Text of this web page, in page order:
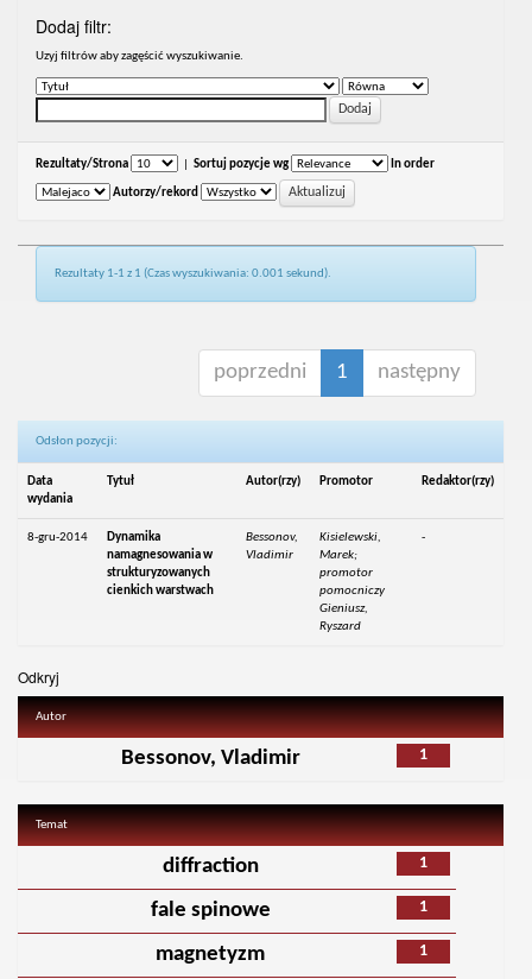
Dodaj filtr:
Uzyj filtrów aby zagęścić wyszukiwanie.
Rezultaty/Strona Sortuj pozycje wg In order
Autorzy/rekord
Rezultaty 1-1 z 1 (Czas wyszukiwania: 0.001 sekund).
poprzedni 1 następny
Odsłon pozycji:
Data
wydania
Tytuł Autor(rzy) Promotor Redaktor(rzy)
8-gru-2014
Dynamika
namagnesowania w
strukturyzowanych
cienkich warstwach
Bessonov,
Vladimir
Kisielewski,
Marek;
promotor
pomocniczy
Gieniusz,
Ryszard
-
Odkryj
Autor
1
Bessonov, Vladimir
Temat
1
diffraction
1
fale spinowe
1
magnetyzm